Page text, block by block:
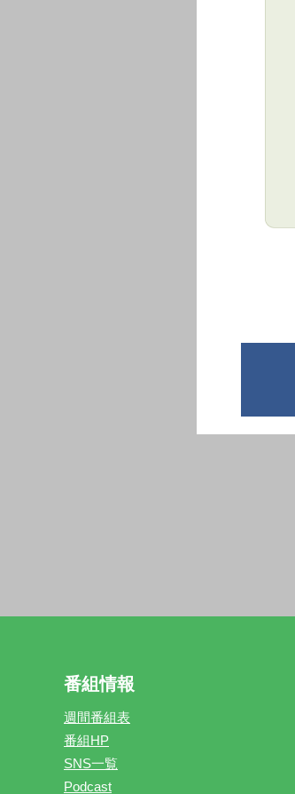
番組情報
週間番組表
番組HP
SNS一覧
Podcast